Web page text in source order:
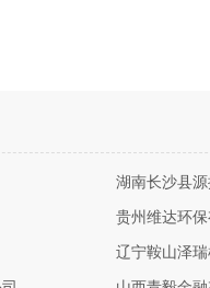
湖南长沙县
贵州维达环保
辽宁鞍山泽